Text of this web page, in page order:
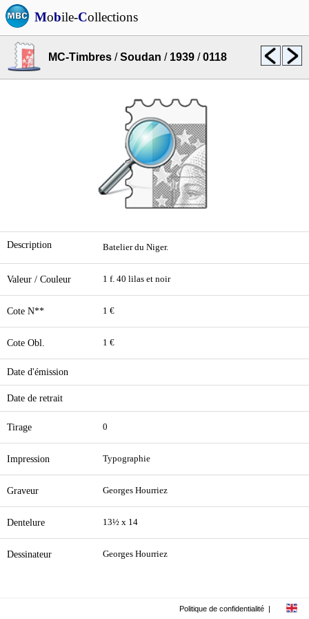
Mobile-Collections
MC-Timbres /Soudan / 1939 /0118
Description Batelier du Niger.
Valeur / Couleur 1 f. 40 lilas et noir
Cote N** 1 €
Cote Obl. 1 €
Date d'émission
Date de retrait
Tirage 0
Impression Typographie
Graveur Georges Hourriez
Dentelure 13½ x 14
Dessinateur Georges Hourriez
Politique de confidentialité |